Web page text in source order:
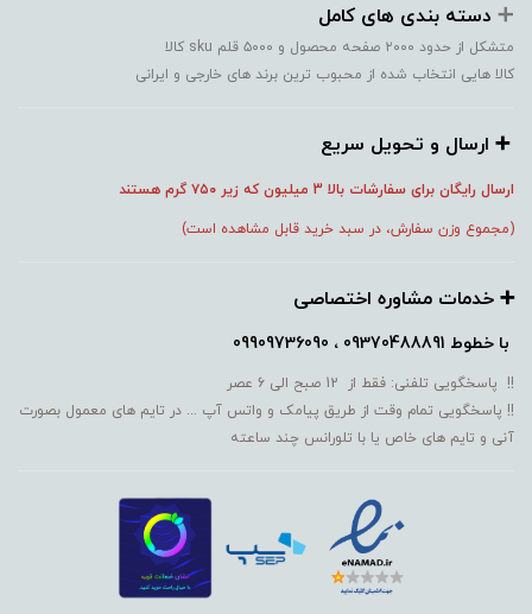
➕️ دسته بندی های کامل
متشکل از حدود ۲۰۰۰ صفحه محصول و ۵۰۰۰ قلم sku کالا
کالا هایی انتخاب شده از محبوب ترین برند های خارجی و ایرانی
➕️ ارسال و تحویل سریع
ارسال رایگان برای سفارشات بالا 3 میلیون که زیر ۷۵۰ گرم هستند
(مجموع وزن سفارش، در سبد خرید قابل مشاهده است)
➕️ خدمات مشاوره اختصاصی
با خطوط 09370488891 ، 09909736090
!! پاسخگویی تلفنی: فقط از 12 صبح الی 6 عصر
!! پاسخگویی تمام وقت از طریق پیامک و واتس آپ ... در تایم های معمول بصورت
آنی و تایم های خاص یا با تلورانس چند ساعته